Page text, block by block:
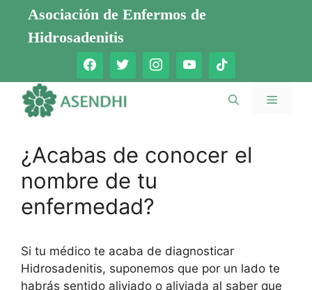
Saltar
contenido
Asociación de Enfermos de
Hidrosadenitis
Menú
¿Acabas de conocer el
nombre de tu
enfermedad?
Si tu médico te acaba de diagnosticar
Hidrosadenitis, suponemos que por un lado te
habrás sentido aliviado o aliviada al saber que